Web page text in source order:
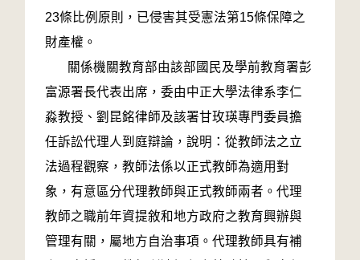
23條比例原則，已侵害其受憲法第15條保障之
財產權。
關係機關教育部由該部國民及學前教育署彭
富源署長代表出席，委由中正大學法律系李仁
淼教授、劉昆銘律師及該署甘玫瑛專門委員擔
任訴訟代理人到庭辯論，說明：從教師法之立
法過程觀察，教師法係以正式教師為適用對
象，有意區分代理教師與正式教師兩者。代理
教師之職前年資提敘和地方政府之教育興辦與
管理有關，屬地方自治事項。代理教師具有補